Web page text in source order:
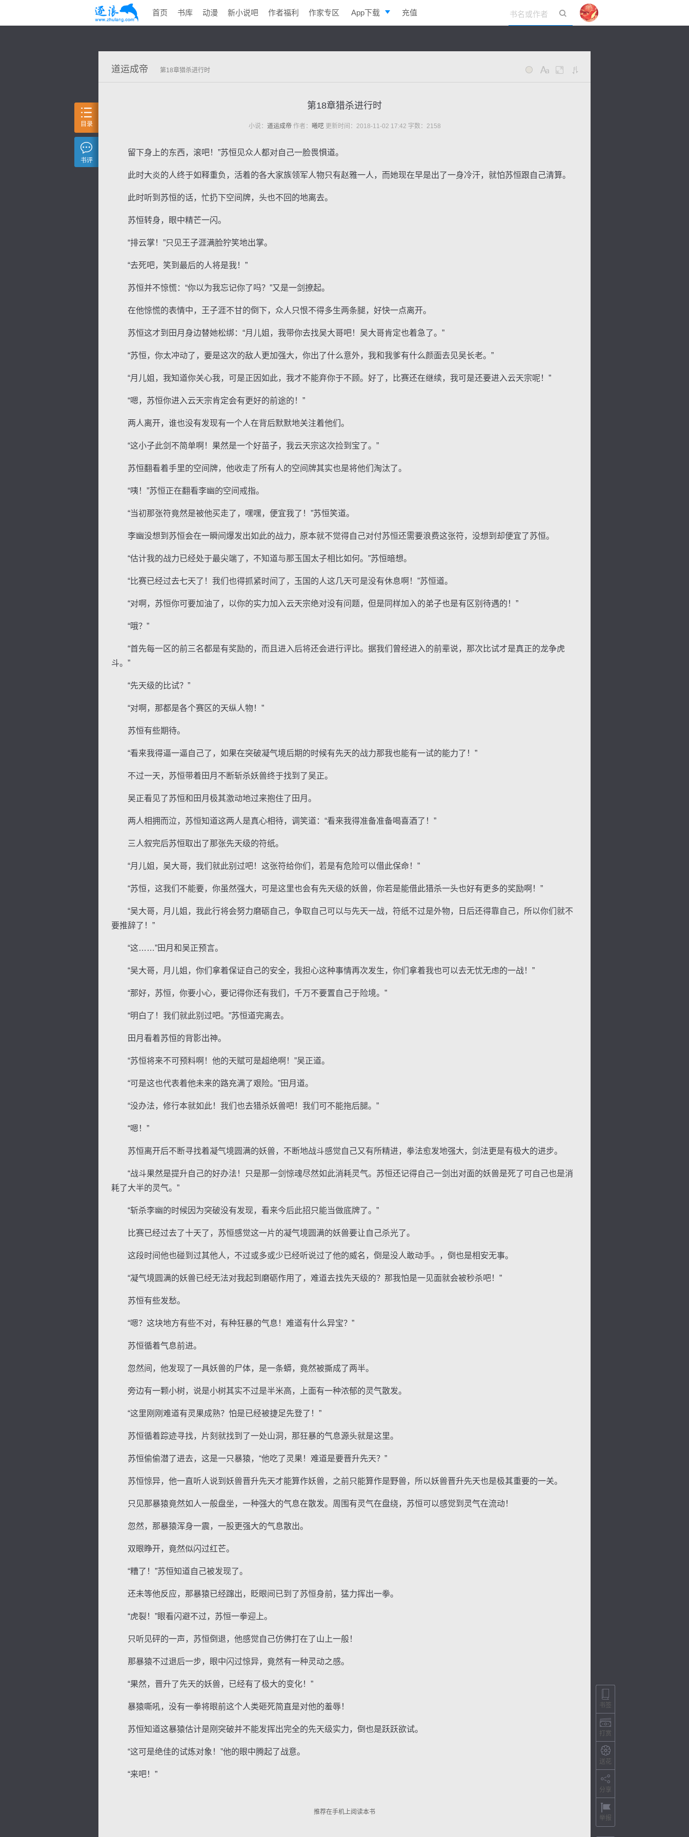
首页 书库 动漫 新小说吧 作者福利 作家专区 App下载 充值
道运成帝 第18章猎杀进行时
背
第18章猎杀进行时
小说： 道运成帝 作者： 曦呓更新时间：2018-11-02 17:42 字数：2158
留下身上的东西，滚吧！”苏恒见众人都对自己一脸畏惧道。
此时大炎的人终于如释重负，活着的各大家族领军人物只有赵雅一人，而她现在早是出了一身冷汗，就怕苏恒跟自己清算。
此时听到苏恒的话，忙扔下空间牌，头也不回的地离去。
苏恒转身，眼中精芒一闪。
“排云掌！”只见王子涯满脸狞笑地出掌。
“去死吧，笑到最后的人将是我！”
苏恒并不惊慌：“你以为我忘记你了吗？”又是一剑撩起。
在他惊慌的表情中，王子涯不甘的倒下，众人只恨不得多生两条腿，好快一点离开。
苏恒这才到田月身边替她松绑：“月儿姐，我带你去找吴大哥吧！吴大哥肯定也着急了。”
“苏恒，你太冲动了，要是这次的敌人更加强大，你出了什么意外，我和我爹有什么颜面去见吴长老。”
“月儿姐，我知道你关心我，可是正因如此，我才不能弃你于不顾。好了，比赛还在继续，我可是还要进入云天宗呢！”
“嗯，苏恒你进入云天宗肯定会有更好的前途的！”
两人离开，谁也没有发现有一个人在背后默默地关注着他们。
“这小子此剑不简单啊！果然是一个好苗子，我云天宗这次捡到宝了。”
苏恒翻看着手里的空间牌，他收走了所有人的空间牌其实也是将他们淘汰了。
“咦！”苏恒正在翻看李幽的空间戒指。
“当初那张符竟然是被他买走了，嘿嘿，便宜我了！”苏恒笑道。
李幽没想到苏恒会在一瞬间爆发出如此的战力，原本就不觉得自己对付苏恒还需要浪费这张符，没想到却便宜了苏恒。
“估计我的战力已经处于最尖端了，不知道与那玉国太子相比如何。”苏恒暗想。
“比赛已经过去七天了！我们也得抓紧时间了，玉国的人这几天可是没有休息啊！”苏恒道。
“对啊，苏恒你可要加油了，以你的实力加入云天宗绝对没有问题，但是同样加入的弟子也是有区别待遇的！”
“哦？”
“首先每一区的前三名都是有奖励的，而且进入后将还会进行评比。据我们曾经进入的前辈说，那次比试才是真正的龙争虎
斗。”
“先天级的比试？”
“对啊，那都是各个赛区的天纵人物！”
苏恒有些期待。
“看来我得逼一逼自己了，如果在突破凝气境后期的时候有先天的战力那我也能有一试的能力了！”
不过一天，苏恒带着田月不断斩杀妖兽终于找到了吴正。
吴正看见了苏恒和田月极其激动地过来抱住了田月。
两人相拥而泣，苏恒知道这两人是真心相待，调笑道：“看来我得准备准备喝喜酒了！”
三人叙完后苏恒取出了那张先天级的符纸。
“月儿姐，吴大哥，我们就此别过吧！这张符给你们，若是有危险可以借此保命！”
“苏恒，这我们不能要，你虽然强大，可是这里也会有先天级的妖兽，你若是能借此猎杀一头也好有更多的奖励啊！”
“吴大哥，月儿姐，我此行将会努力磨砺自己，争取自己可以与先天一战，符纸不过是外物，日后还得靠自己，所以你们就不
要推辞了！”
“这……”田月和吴正预言。
“吴大哥，月儿姐，你们拿着保证自己的安全，我担心这种事情再次发生，你们拿着我也可以去无忧无虑的一战！”
“那好，苏恒，你要小心，要记得你还有我们，千万不要置自己于险境。”
“明白了！我们就此别过吧。”苏恒道完离去。
田月看着苏恒的背影出神。
“苏恒将来不可预料啊！他的天赋可是超绝啊！”吴正道。
“可是这也代表着他未来的路充满了艰险。”田月道。
“没办法，修行本就如此！我们也去猎杀妖兽吧！我们可不能拖后腿。”
“嗯！”
苏恒离开后不断寻找着凝气境圆满的妖兽，不断地战斗感觉自己又有所精进，拳法愈发地强大，剑法更是有极大的进步。
“战斗果然是提升自己的好办法！只是那一剑惊魂尽然如此消耗灵气。苏恒还记得自己一剑出对面的妖兽是死了可自己也是消
耗了大半的灵气。”
“斩杀李幽的时候因为突破没有发现，看来今后此招只能当做底牌了。”
比赛已经过去了十天了，苏恒感觉这一片的凝气境圆满的妖兽要让自己杀光了。
这段时间他也碰到过其他人，不过或多或少已经听说过了他的威名，倒是没人敢动手。，倒也是相安无事。
“凝气境圆满的妖兽已经无法对我起到磨砺作用了，难道去找先天级的？那我怕是一见面就会被秒杀吧！”
苏恒有些发愁。
“嗯？这块地方有些不对，有种狂暴的气息！难道有什么异宝？”
苏恒循着气息前进。
忽然间，他发现了一具妖兽的尸体，是一条蟒，竟然被撕成了两半。
旁边有一颗小树，说是小树其实不过是半米高，上面有一种浓郁的灵气散发。
“这里刚刚难道有灵果成熟？怕是已经被捷足先登了！”
苏恒循着踪迹寻找，片刻就找到了一处山洞，那狂暴的气息源头就是这里。
苏恒偷偷潜了进去，这是一只暴猿，“他吃了灵果！难道是要晋升先天？”
苏恒惊异，他一直听人说到妖兽晋升先天才能算作妖兽，之前只能算作是野兽，所以妖兽晋升先天也是极其重要的一关。
只见那暴猿竟然如人一般盘坐，一种强大的气息在散发。周围有灵气在盘绕，苏恒可以感觉到灵气在流动！
忽然，那暴猿浑身一震，一股更强大的气息散出。
双眼睁开，竟然似闪过红芒。
“糟了！”苏恒知道自己被发现了。
还未等他反应，那暴猿已经蹿出，眨眼间已到了苏恒身前，猛力挥出一拳。
“虎裂！”眼看闪避不过，苏恒一拳迎上。
只听见砰的一声，苏恒倒退，他感觉自己仿佛打在了山上一般！
那暴猿不过退后一步，眼中闪过惊异，竟然有一种灵动之感。
“果然，晋升了先天的妖兽，已经有了极大的变化！”
暴猿嘶吼，没有一拳将眼前这个人类砸死简直是对他的羞辱！
苏恒知道这暴猿估计是刚突破并不能发挥出完全的先天级实力，倒也是跃跃欲试。
“这可是绝佳的试炼对象！”他的眼中腾起了战意。
“来吧！”
推荐在手机上阅读本书
目录
书评
书签
打赏
送花
分享
举报